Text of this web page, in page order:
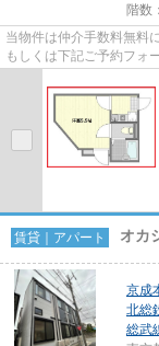
階数
当物件は仲介手数料無
もしくは下記ご予約フォ
賃貸｜アパート オカ
京成
北総
総武